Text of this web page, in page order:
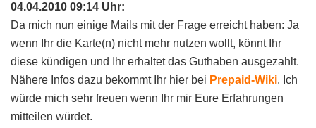
04.04.2010 09:14 Uhr:
Da mich nun einige Mails mit der Frage erreicht haben: Ja
wenn Ihr die Karte(n) nicht mehr nutzen wollt, könnt Ihr
diese kündigen und Ihr erhaltet das Guthaben ausgezahlt.
Nähere Infos dazu bekommt Ihr hier bei Prepaid-Wiki. Ich
würde mich sehr freuen wenn Ihr mir Eure Erfahrungen
mitteilen würdet.